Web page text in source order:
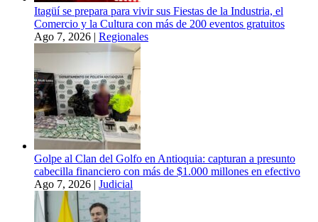
Itagüí se prepara para vivir sus Fiestas de la Industria, el
Comercio y la Cultura con más de 200 eventos gratuitos
Ago 7, 2026 | Regionales
Golpe al Clan del Golfo en Antioquia: capturan a presunto
cabecilla financiero con más de $1.000 millones en efectivo
Ago 7, 2026 | Judicial